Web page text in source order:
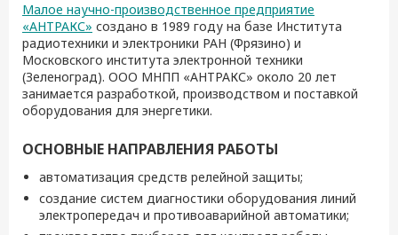
Малое научно-производственное предприятие
«АНТРАКС» создано в 1989 году на базе Института
радиотехники и электроники РАН (Фрязино) и
Московского института электронной техники
(Зеленоград). ООО МНПП «АНТРАКС» около 20 лет
занимается разработкой, производством и поставкой
оборудования для энергетики.
ОСНОВНЫЕ НАПРАВЛЕНИЯ РАБОТЫ
автоматизация средств релейной защиты;
создание систем диагностики оборудования линий
электропередач и противоаварийной автоматики;